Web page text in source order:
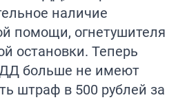
наличие
помощи, огнетушителя
остановки. Теперь
больше не имеют
штраф в 500 рублей за